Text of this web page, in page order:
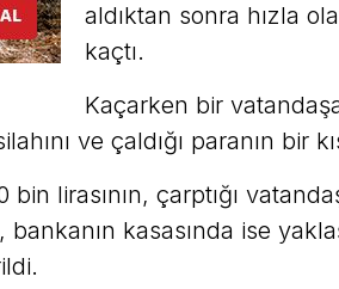
aldıktan sonra hızla
kaçtı.
Kaçarken bir
ve çaldığı paranın bir
lirasının, çarptığı
kasasında ise